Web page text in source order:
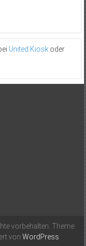
United Kioskoder
vorbehalten. Theme:
von WordPress.